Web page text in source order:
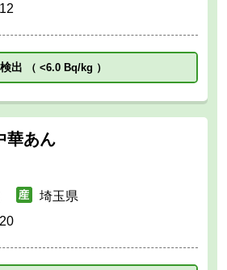
出 （ <6.0 Bq/kg ）
華あん
埼玉県